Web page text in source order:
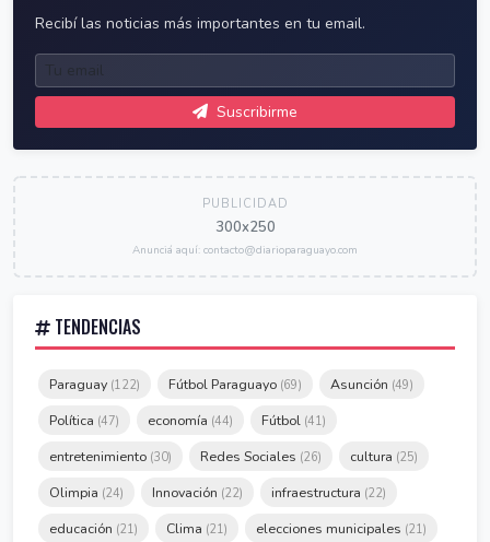
Recibí las noticias más importantes en tu email.
Suscribirme
PUBLICIDAD
300x250
Anunciá aquí: contacto@diarioparaguayo.com
TENDENCIAS
Paraguay (122) Fútbol Paraguayo (69) Asunción (49)
Política (47) economía (44) Fútbol (41)
entretenimiento (30) Redes Sociales (26) cultura (25)
Olimpia (24) Innovación (22) infraestructura (22)
educación (21) Clima (21) elecciones municipales (21)